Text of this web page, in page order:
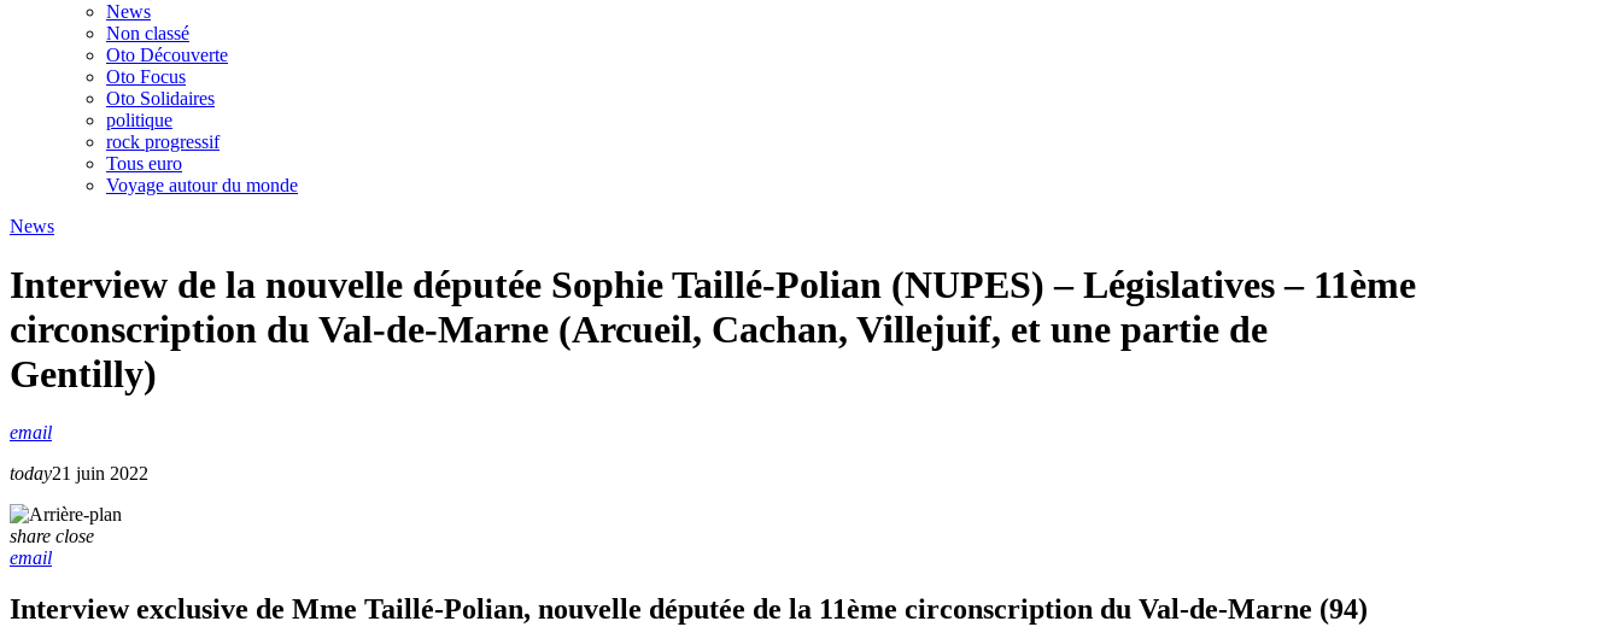
News
Non classé
Oto Découverte
Oto Focus
Oto Solidaires
politique
rock progressif
Tous euro
Voyage autour du monde
News
Interview de la nouvelle députée Sophie Taillé-Polian (NUPES) – Législatives – 11ème
circonscription du Val-de-Marne (Arcueil, Cachan, Villejuif, et une partie de
Gentilly)
email
today21 juin 2022
share close
email
Interview exclusive de Mme Taillé-Polian, nouvelle députée de la 11ème circonscription du Val-de-Marne (94)